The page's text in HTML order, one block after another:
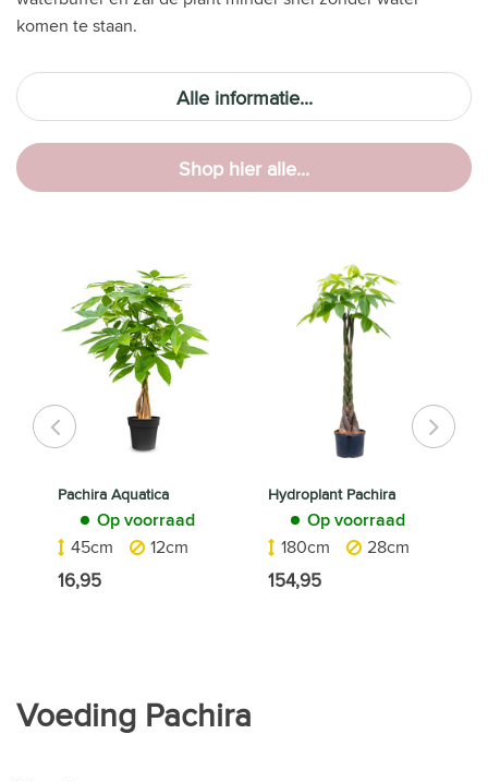
komen te staan.
Alle informatie...
Shop hier alle...
Pachira Aquatica
Op voorraad
45cm
12cm
16,95
Hydroplant Pachira
Op voorraad
180cm
28cm
154,95
Voeding Pachira